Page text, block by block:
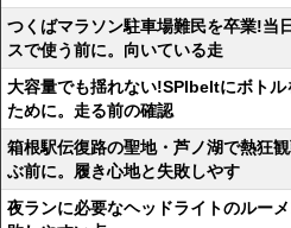
つくばマラソン駐車場難民を卒業!当
スで使う前に。向いている走
大容量でも揺れない!SPIbeltにボト
ために。走る前の確認
箱根駅伝復路の聖地・芦ノ湖で熱狂
ぶ前に。履き心地と失敗しやす
夜ランに必要なヘッドライトのルー